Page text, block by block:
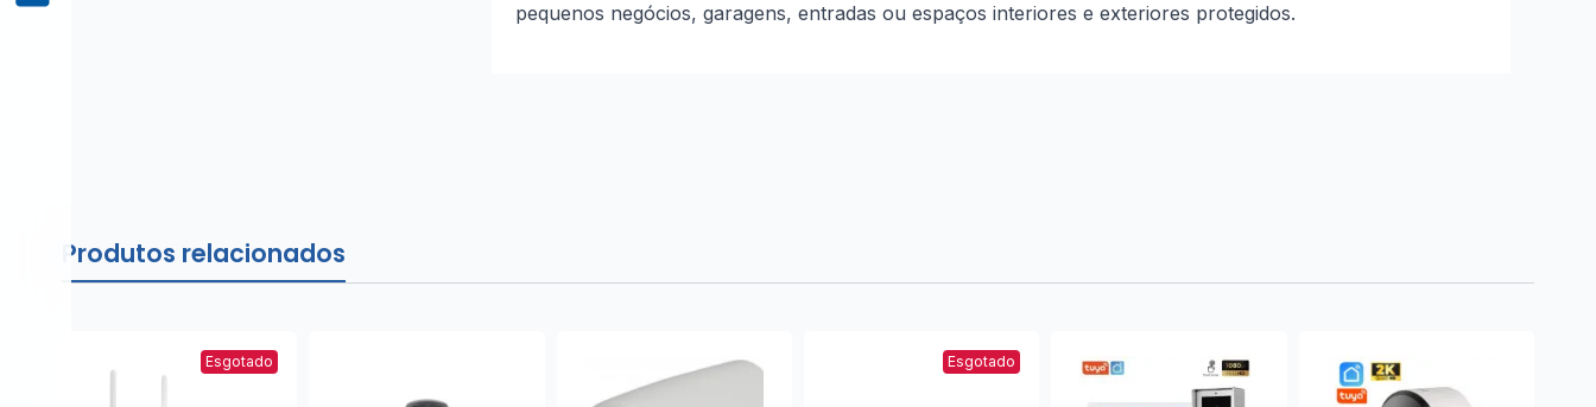
pequenos negócios, garagens, entradas ou espaços interiores e exteriores protegidos.
Produtos relacionados
Esgotado Esgotado